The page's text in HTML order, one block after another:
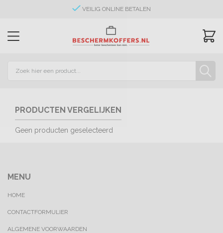
VEILIG ONLINE BETALEN
PRODUCTEN VERGELIJKEN
Geen producten geselecteerd
MENU
HOME
CONTACTFORMULIER
ALGEMENE VOORWAARDEN